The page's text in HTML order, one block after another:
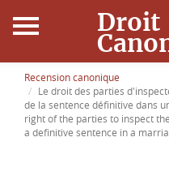
Droit
Accueil
Droit Canonique
Recension canonique
Le droit des parties
de la sentence définitive dans
right of the parties to inspect
a definitive sentence in a